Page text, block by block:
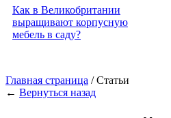
Как в Великобритании
выращивают корпусную
мебель в саду?
Главная страница / Статьи
← Вернуться назад